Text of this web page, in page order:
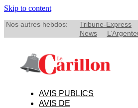
Skip to content
Nos autres hebdos: Tribune-Express
News
AVIS PUBLICS
AVIS DE